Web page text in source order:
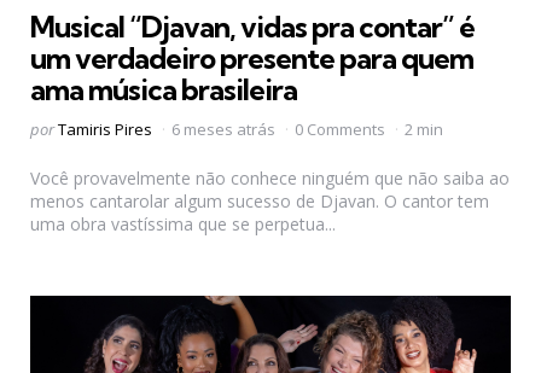
Musical “Djavan, vidas pra contar” é
um verdadeiro presente para quem
ama música brasileira
Postado
porTamiris Pires 6 meses atrás 0 Comments 2 min
Você provavelmente não conhece ninguém que não saiba ao
menos cantarolar algum sucesso de Djavan. O cantor tem
uma obra vastíssima que se perpetua...